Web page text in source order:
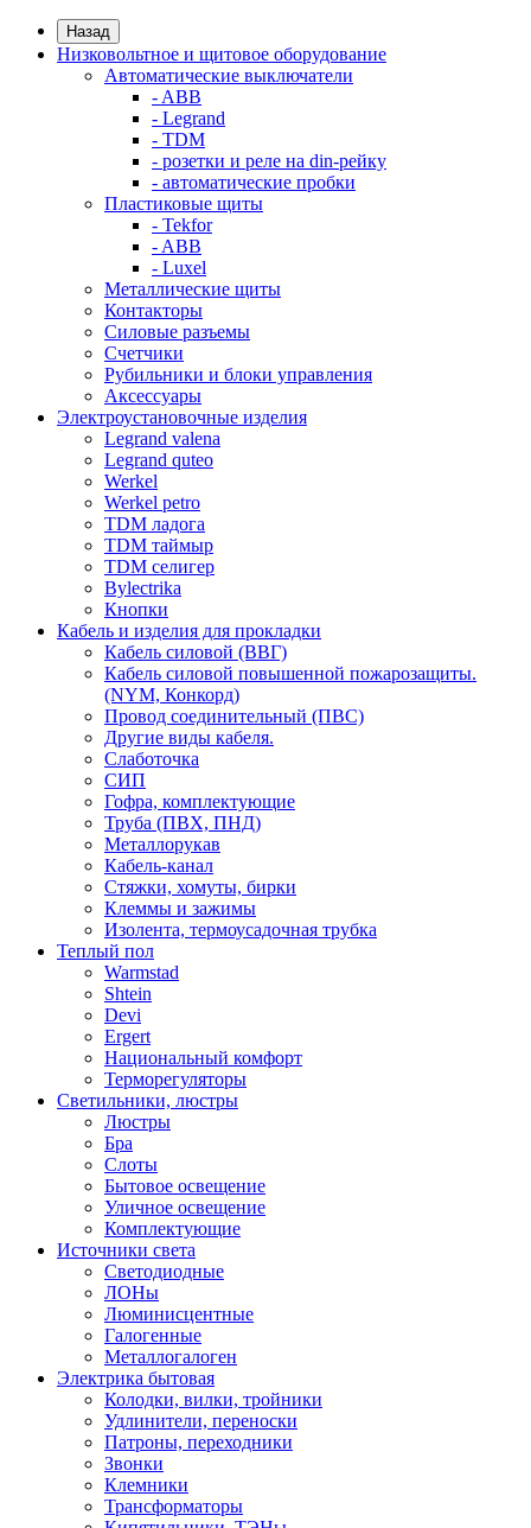
Назад
Низковольтное и щитовое оборудование
Автоматические выключатели
- ABB
- Legrand
- TDM
- розетки и реле на din-рейку
- автоматические пробки
Пластиковые щиты
- Tekfor
- ABB
- Luxel
Металлические щиты
Контакторы
Силовые разъемы
Счетчики
Рубильники и блоки управления
Аксессуары
Электроустановочные изделия
Legrand valena
Legrand quteo
Werkel
Werkel petro
TDM ладога
TDM таймыр
TDM селигер
Bylectrika
Кнопки
Кабель и изделия для прокладки
Кабель силовой (ВВГ)
Кабель силовой повышенной пожарозащиты.
(NYM, Конкорд)
Провод соединительный (ПВС)
Другие виды кабеля.
Слаботочка
СИП
Гофра, комплектующие
Труба (ПВХ, ПНД)
Металлорукав
Кабель-канал
Стяжки, хомуты, бирки
Клеммы и зажимы
Изолента, термоусадочная трубка
Теплый пол
Warmstad
Shtein
Devi
Ergert
Национальный комфорт
Терморегуляторы
Светильники, люстры
Люстры
Бра
Слоты
Бытовое освещение
Уличное освещение
Комплектующие
Источники света
Светодиодные
ЛОНы
Люминисцентные
Галогенные
Металлогалоген
Электрика бытовая
Колодки, вилки, тройники
Удлинители, переноски
Патроны, переходники
Звонки
Клемники
Трансформаторы